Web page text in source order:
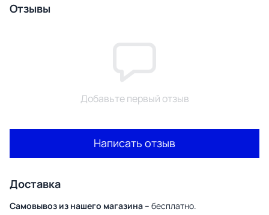
Отзывы
Добавьте первый отзыв
Написать отзыв
Доставка
Самовывоз из нашего магазина – бесплатно.